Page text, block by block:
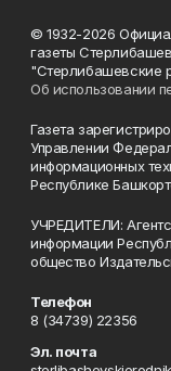
© 1932-2026
газеты
"Стерлибашевские
Об использовании
Газета
Управлении
информационных
Республике
УЧРЕДИТЕЛИ:
информации
общество
Телефон
8 (34739) 22356
Эл. почта